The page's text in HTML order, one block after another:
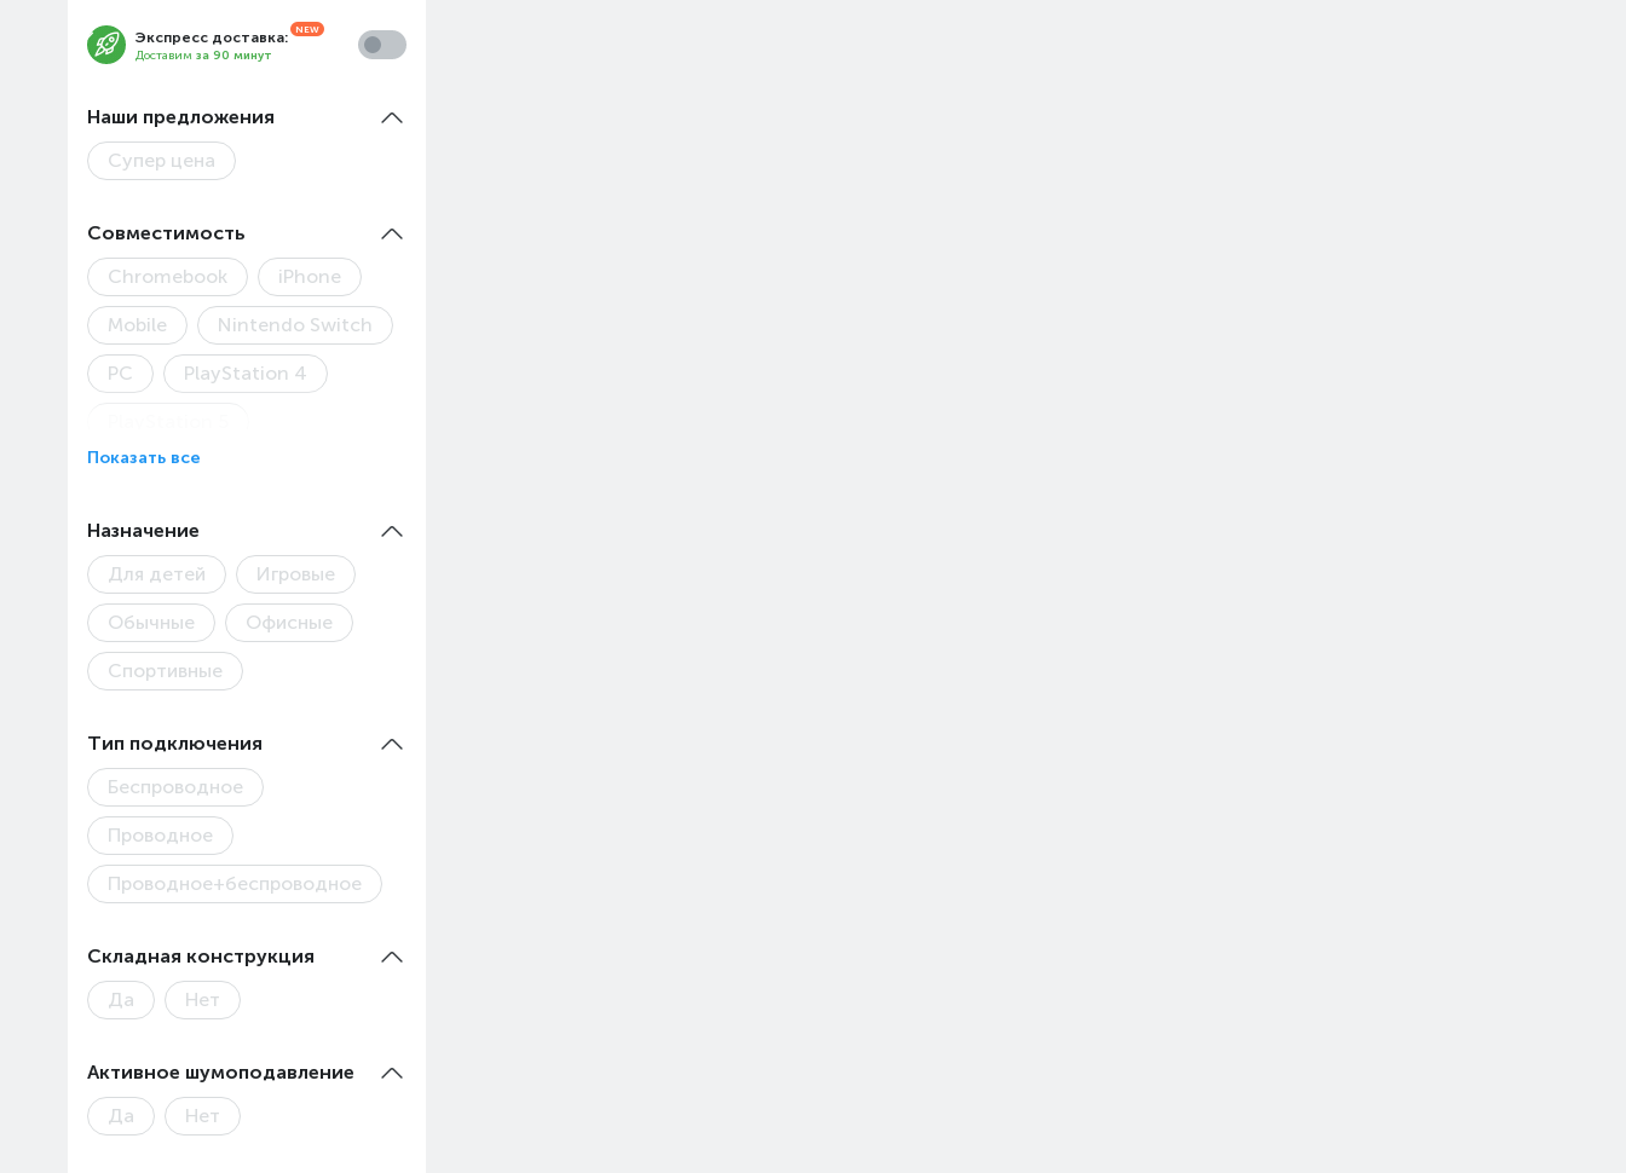
Экспресс доставка:
Доставим за 90 минут
Наши предложения
Супер цена
Совместимость
Chromebook
iPhone
Mobile Nintendo Switch
PC PlayStation 4
Steam Deck
Показать все
Назначение
Для детей
Игровые
Обычные Офисные
Спортивные
Тип подключения
Беспроводное
Проводное
Проводное+беспроводное
Складная конструкция
Да
Нет
Активное шумоподавление
Да
Нет